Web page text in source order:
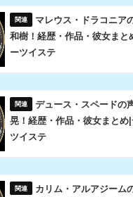
マレウス・ドラコニア
和樹！経歴・作品・彼女まと
ーツイステ
デュース・スペードの
晃！経歴・作品・彼女まとめ
ツイステ
カリム・アルアジーム